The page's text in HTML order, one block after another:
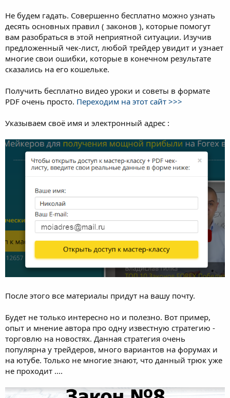
Не будем гадать. Совершенно бесплатно можно узнать
десять основных правил ( законов ), которые помогут
вам разобраться в этой неприятной ситуации. Изучив
предложенный чек-лист, любой трейдер увидит и узнает
многие свои ошибки, которые в конечном результате
сказались на его кошельке.
Получить бесплатно видео уроки и советы в формате
PDF очень просто. Переходим на этот сайт >>>
Указываем своё имя и электронный адрес :
После этого все материалы придут на вашу почту.
Будет не только интересно но и полезно. Вот пример,
опыт и мнение автора про одну известную стратегию -
торговлю на новостях. Данная стратегия очень
популярна у трейдеров, много вариантов на форумах и
на ютубе. Только не многие знают, что данный трюк уже
не проходит ....